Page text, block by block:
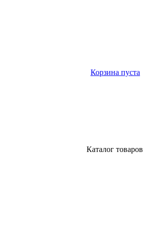
Корзина пуста
Каталог товаров